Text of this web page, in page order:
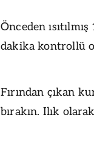
Önceden
dakika kontrollü
Fırından çıkan
bırakın. Ilık